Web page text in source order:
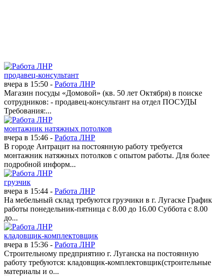
продавец-консультант
вчера в 15:50 - Работа ЛНР
Магазин посуды «Домовой» (кв. 50 лет Октября) в поиске
сотрудников: - продавец-консультант на отдел ПОСУДЫ
Требования:...
монтажник натяжных потолков
вчера в 15:46 - Работа ЛНР
В городе Антрацит на постоянную работу требуется
монтажник натяжных потолков с опытом работы. Для более
подробной информ...
грузчик
вчера в 15:44 - Работа ЛНР
На мебельный склад требуются грузчики в г. Лугаске График
работы понедельник-пятница с 8.00 до 16.00 Суббота с 8.00
до...
кладовщик-комплектовщик
вчера в 15:36 - Работа ЛНР
Строительному предприятию г. Луганска на постоянную
работу требуются: кладовщик-комплектовщик(строительные
материалы и о...